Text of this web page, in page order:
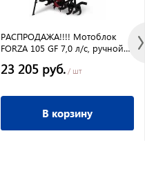
РАСПРОДАЖА!!!! Мотоблок
FORZA 105 GF 7,0 л/с, ручной
пропашки 1050, вал отбора
23 205 руб. / шт
В корзину